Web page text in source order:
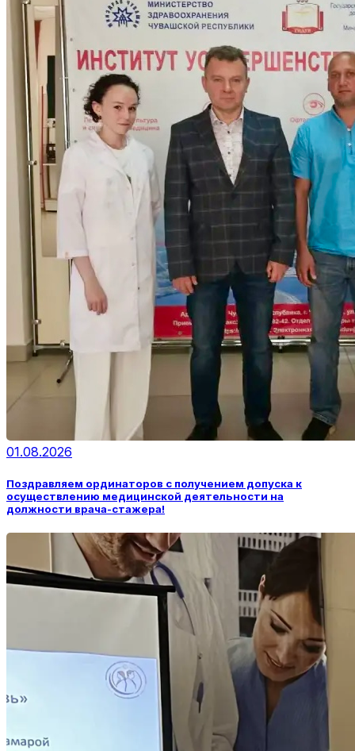
01.08.2026
Поздравляем ординаторов с получением допуска к
осуществлению медицинской деятельности на
должности врача-стажера!